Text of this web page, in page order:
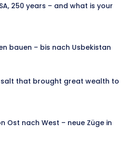
250 years – and what is your
bauen – bis nach Usbekistan
salt that brought great wealth to
Ost nach West – neue Züge in